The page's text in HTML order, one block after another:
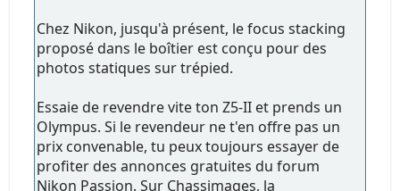
Chez Nikon, jusqu'à présent, le focus stacking
proposé dans le boîtier est conçu pour des
photos statiques sur trépied.
Essaie de revendre vite ton Z5-II et prends un
Olympus. Si le revendeur ne t'en offre pas un
prix convenable, tu peux toujours essayer de
profiter des annonces gratuites du forum
Nikon Passion. Sur Chassimages, la